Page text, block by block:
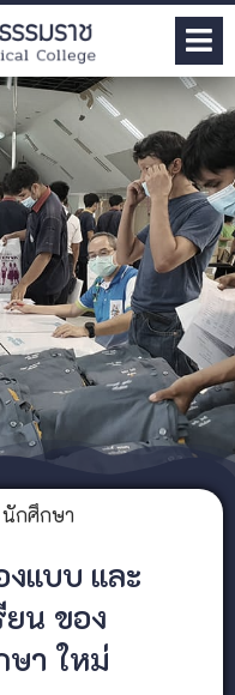
นักศึกษา
งแบบ และ
น ของ
ษา ใหม่